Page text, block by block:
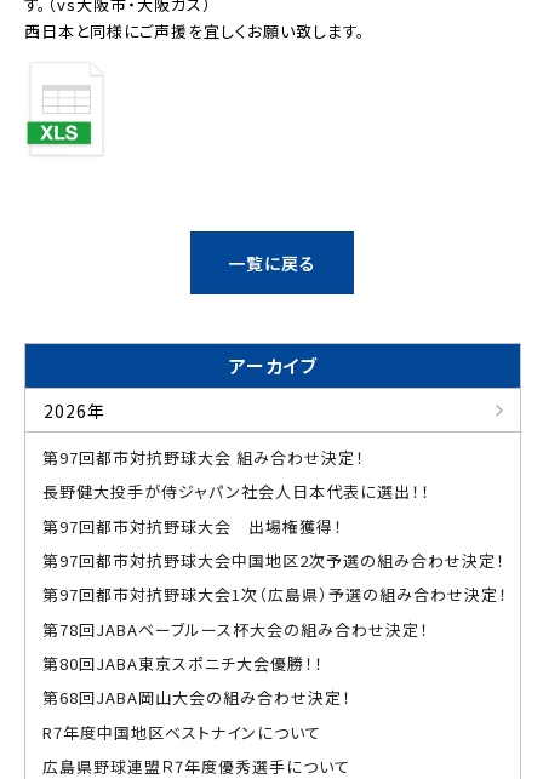
西日本と同様にご声援を宜しくお願い致します。
一覧に戻る
アーカイブ
2026年
第97回都市対抗野球大会 組み合わせ決定！
長野健大投手が侍ジャパン社会人日本代表に選出！！
第97回都市対抗野球大会 出場権獲得！
第97回都市対抗野球大会中国地区2次予選の組み合わせ決定！
第97回都市対抗野球大会1次（広島県）予選の組み合わせ決定！
第78回JABAベーブルース杯大会の組み合わせ決定！
第80回JABA東京スポニチ大会優勝！！
第68回JABA岡山大会の組み合わせ決定！
R7年度中国地区ベストナインについて
広島県野球連盟Ｒ7年度優秀選手について